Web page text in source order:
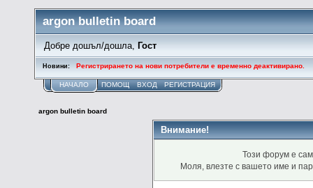
argon bulletin board
Добре дошъл/дошла, Гост
Новини: Регистрирането на нови потребители е временно деактивирано.
НАЧАЛО ПОМОЩ ВХОД РЕГИСТРАЦИЯ
argon bulletin board
Внимание!
Този форум е
Моля, влезте с вашето име и